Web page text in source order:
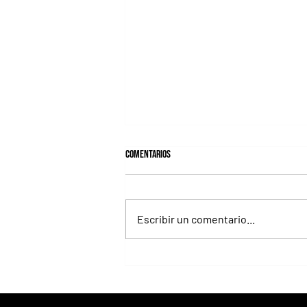
Comentarios
Escribir un comentario...